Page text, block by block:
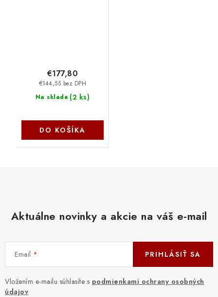
Na sklade (2 ks)
€144,55 bez DPH
€177,80
DO KOŠÍKA
Aktuálne novinky a akcie na váš e-mail
Email
Vložením e-mailu súhlasíte s podmienkami ochrany osobných
údajov
PRIHLÁSIŤ SA